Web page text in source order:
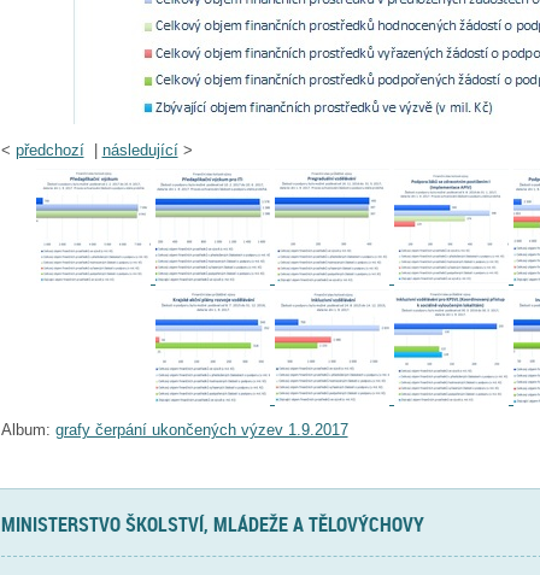
< předchozí| následující>
Album: grafy čerpání ukončených výzev 1.9.2017
MINISTERSTVO ŠKOLSTVÍ, MLÁDEŽE A TĚLOVÝCHOVY